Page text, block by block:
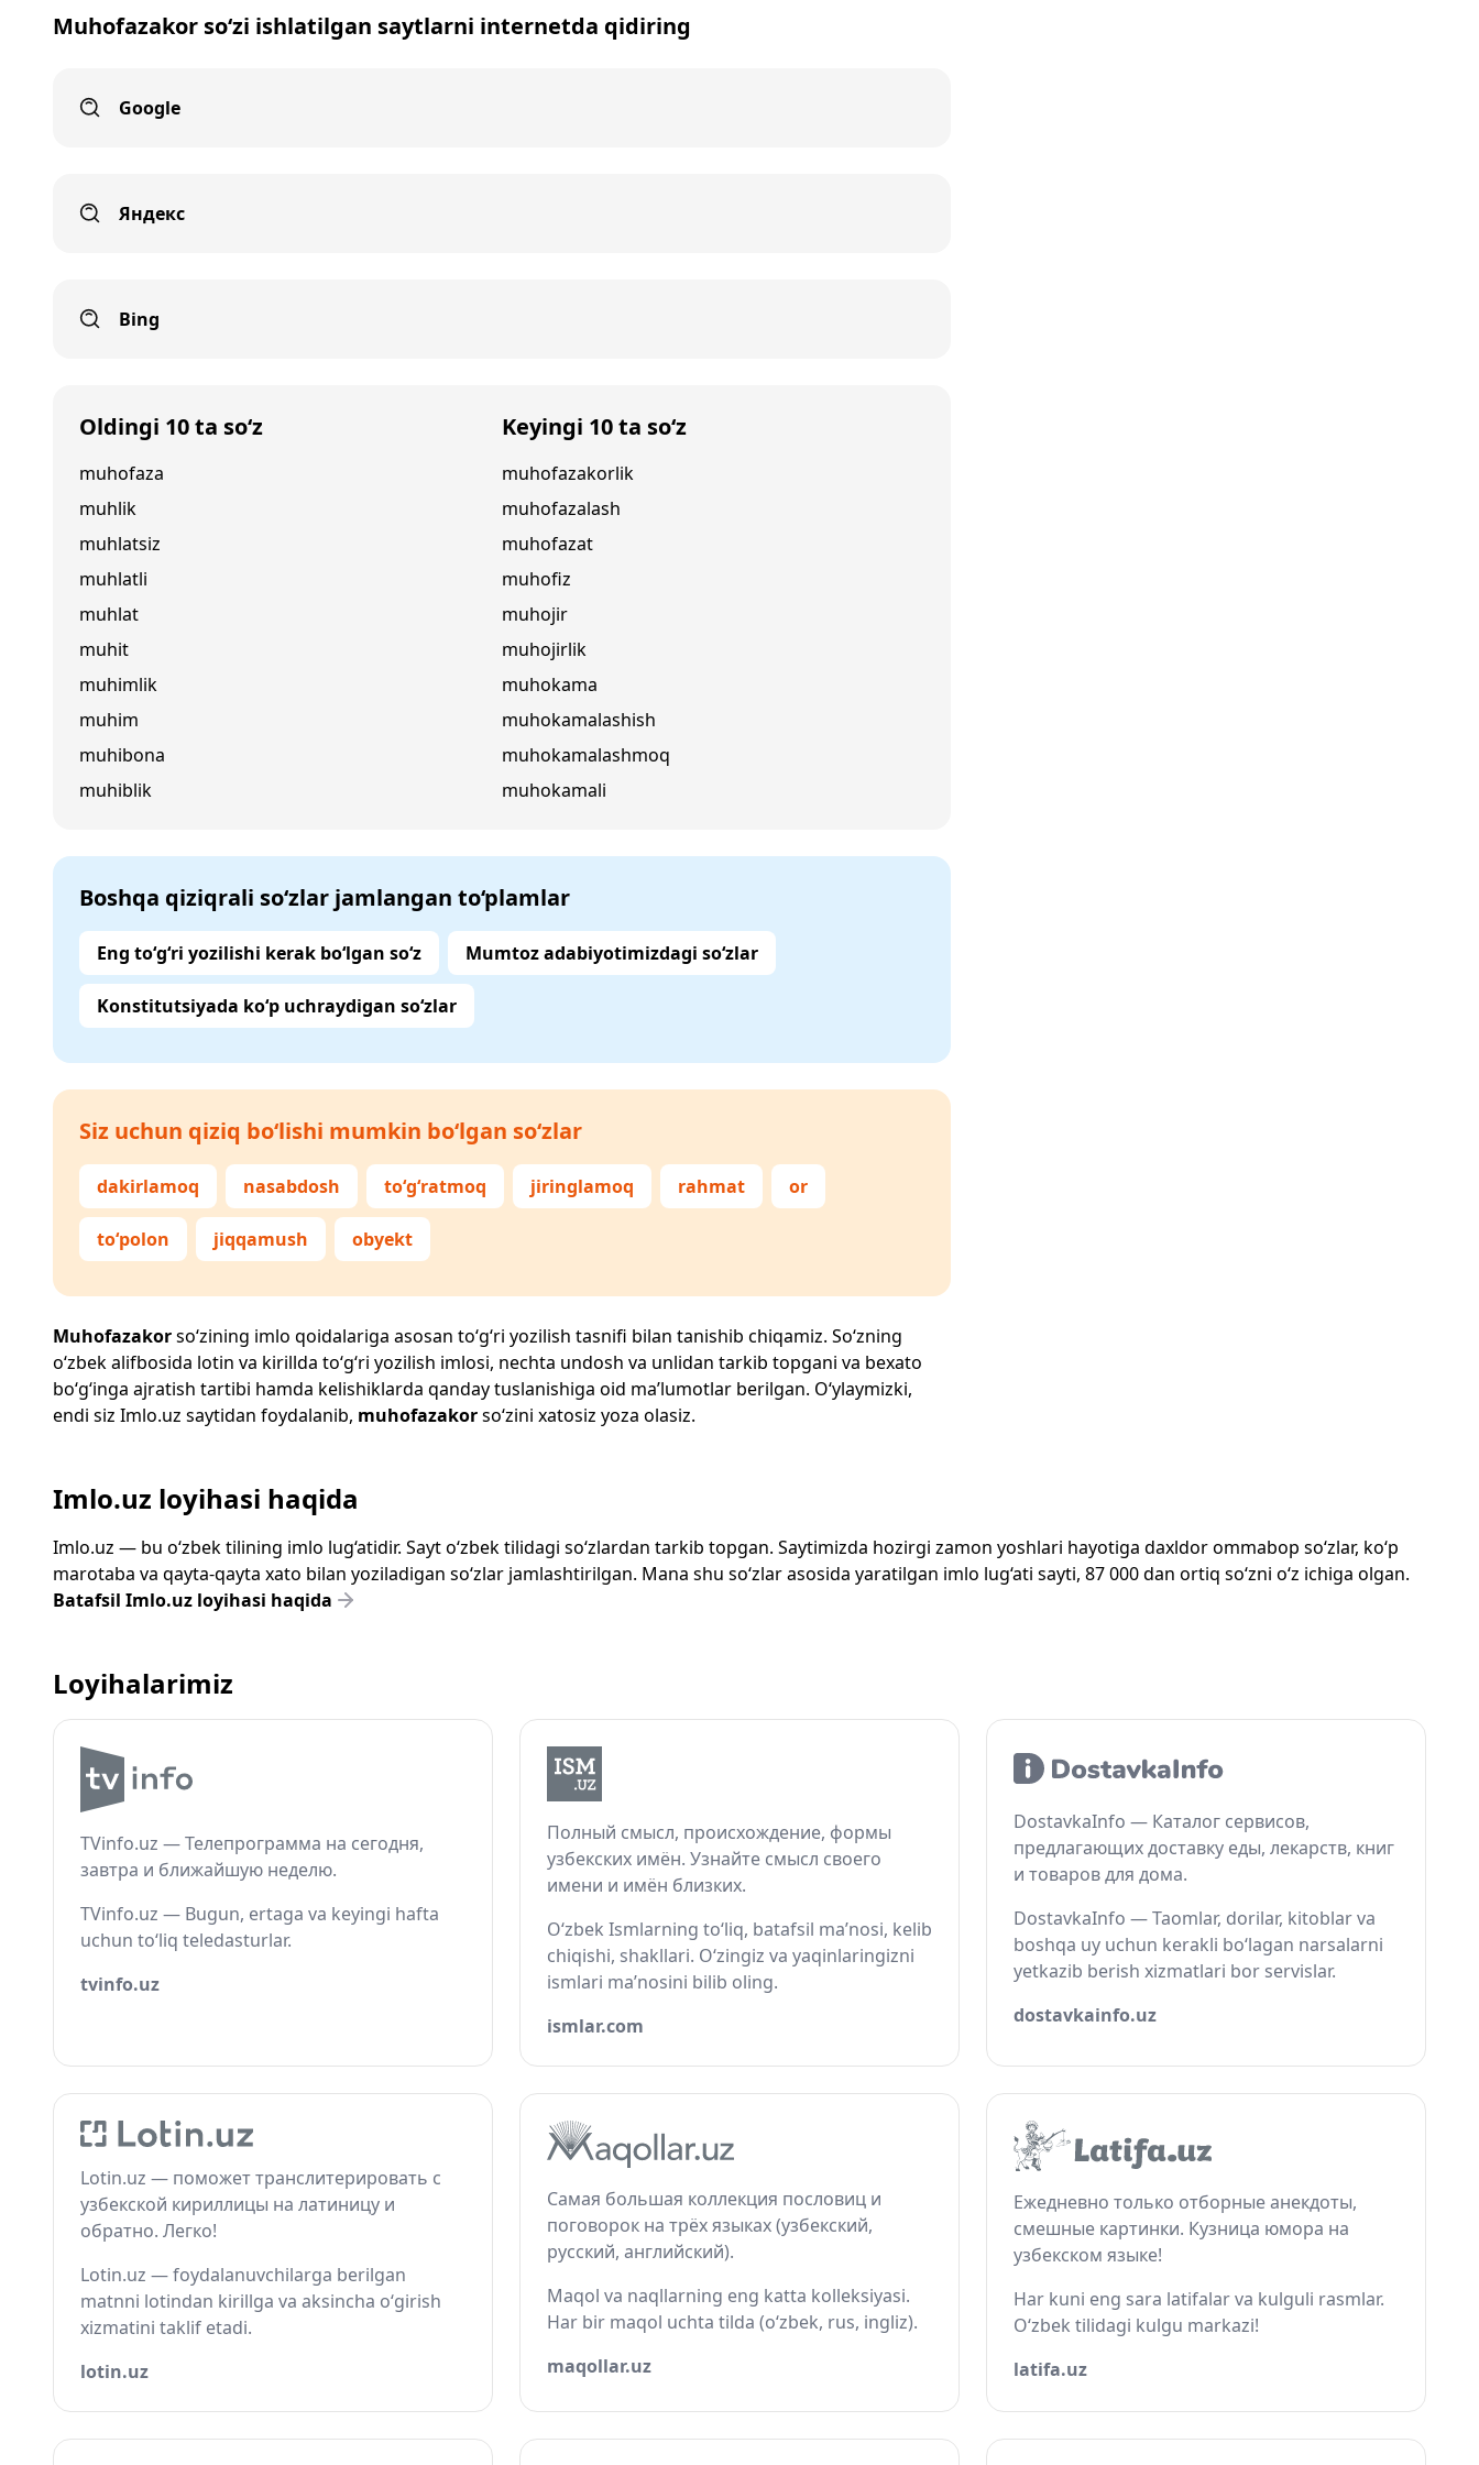
Muhofazakor so‘zi ishlatilgan saytlarni internetda qidiring
Google
Яндекс
Bing
Oldingi 10 ta so‘z
muhofaza
muhlik
muhlatsiz
muhlatli
muhlat
muhit
muhimlik
muhim
muhibona
muhiblik
Keyingi 10 ta so‘z
muhofazakorlik
muhofazalash
muhofazat
muhofiz
muhojir
muhojirlik
muhokama
muhokamalashish
muhokamalashmoq
muhokamali
Boshqa qiziqrali so‘zlar jamlangan to‘plamlar
Eng to‘g‘ri yozilishi kerak bo‘lgan so‘z Mumtoz adabiyotimizdagi so‘zlar
Konstitutsiyada ko‘p uchraydigan so‘zlar
Siz uchun qiziq bo‘lishi mumkin bo‘lgan so‘zlar
dakirlamoq nasabdosh to‘g‘ratmoq jiringlamoq rahmat or
to‘polon jiqqamush obyekt
Muhofazakorso‘zining imlo qoidalariga asosan to‘g‘ri yozilish tasnifi bilan tanishib chiqamiz. So‘zning
o‘zbek alifbosida lotin va kirillda to‘g‘ri yozilish imlosi, nechta undosh va unlidan tarkib topgani va bexato
bo‘g‘inga ajratish tartibi hamda kelishiklarda qanday tuslanishiga oid ma’lumotlar berilgan. O‘ylaymizki,
endi siz Imlo.uz saytidan foydalanib, muhofazakorso‘zini xatosiz yoza olasiz.
Imlo.uz loyihasi haqida
Imlo.uz — bu o‘zbek tilining imlo lug‘atidir. Sayt o‘zbek tilidagi so‘zlardan tarkib topgan. Saytimizda hozirgi zamon yoshlari hayotiga daxldor ommabop so‘zlar, ko‘p
marotaba va qayta-qayta xato bilan yoziladigan so‘zlar jamlashtirilgan. Mana shu so‘zlar asosida yaratilgan imlo lug‘ati sayti, 87 000 dan ortiq so‘zni o‘z ichiga olgan.
Batafsil Imlo.uz loyihasi haqida
Loyihalarimiz
TVinfo.uz — Телепрограмма на сегодня,
завтра и ближайшую неделю.
TVinfo.uz — Bugun, ertaga va keyingi hafta
uchun to‘liq teledasturlar.
tvinfo.uz
Полный смысл, происхождение, формы
узбекских имён. Узнайте смысл своего
имени и имён близких.
O‘zbek Ismlarning to‘liq, batafsil ma’nosi, kelib
chiqishi, shakllari. O‘zingiz va yaqinlaringizni
ismlari ma’nosini bilib oling.
ismlar.com
DostavkaInfo — Каталог сервисов,
предлагающих доставку еды, лекарств, книг
и товаров для дома.
DostavkaInfo — Taomlar, dorilar, kitoblar va
boshqa uy uchun kerakli bo‘lagan narsalarni
yetkazib berish xizmatlari bor servislar.
dostavkainfo.uz
Lotin.uz — поможет транслитерировать с
узбекской кириллицы на латиницу и
обратно. Легко!
Lotin.uz — foydalanuvchilarga berilgan
matnni lotindan kirillga va aksincha o‘girish
xizmatini taklif etadi.
lotin.uz
Самая большая коллекция пословиц и
поговорок на трёх языках (узбекский,
русский, английский).
Maqol va naqllarning eng katta kolleksiyasi.
Har bir maqol uchta tilda (o‘zbek, rus, ingliz).
maqollar.uz
Ежедневно только отборные анекдоты,
смешные картинки. Кузница юмора на
узбекском языке!
Har kuni eng sara latifalar va kulguli rasmlar.
O‘zbek tilidagi kulgu markazi!
latifa.uz